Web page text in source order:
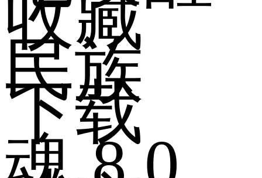
民族
收藏
下载